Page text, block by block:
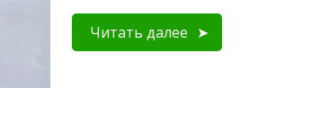
Читать далее